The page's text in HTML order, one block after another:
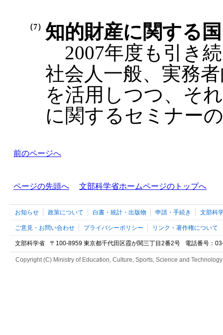
（7） 知的財産に関する
2007年度も引き
社会人一般、実務
を活用しつつ、そ
に関するセミナー
前のページへ
ページの先頭へ 文部科学省ホームページのトップへ
お知らせ 政策について 白書・統計・出版物 申請・手続き 文部科
ご意見・お問い合わせ プライバシーポリシー リンク・著作権について
文部科学省 〒100-8959 東京都千代田区霞が関三丁目2番2号 電話番号：
Copyright (C) Ministry of Education, Culture, Sports, Science and Technology